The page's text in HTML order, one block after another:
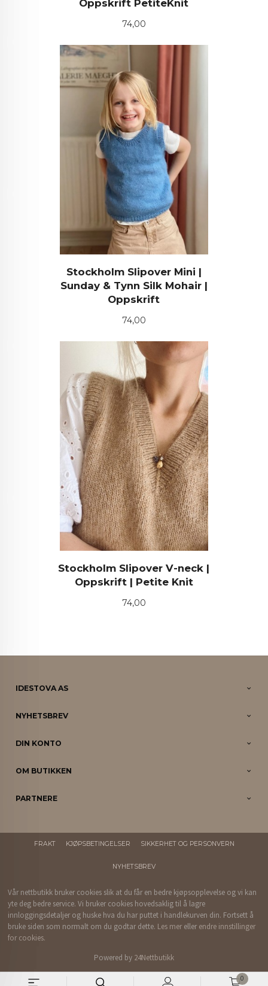
0
Oppskrift PetiteKnit
Pris
74,00
Stockholm Slipover Mini |
Sunday & Tynn Silk Mohair |
Oppskrift
Pris
74,00
Stockholm Slipover V-neck |
Oppskrift | Petite Knit
Pris
74,00
IDESTOVA AS
NYHETSBREV
DIN KONTO
OM BUTIKKEN
PARTNERE
FRAKT KJØPSBETINGELSER SIKKERHET OG PERSONVERN
NYHETSBREV
Vår nettbutikk bruker cookies slik at du får en bedre kjøpsopplevelse og vi kan
yte deg bedre service. Vi bruker cookies hovedsaklig til å lagre
innloggingsdetaljer og huske hva du har puttet i handlekurven din. Fortsett å
bruke siden som normalt om du godtar dette. Les mer eller endre innstillinger
for cookies.
Powered by 24Nettbutikk